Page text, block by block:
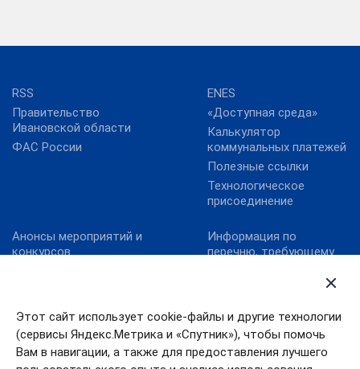
Этот сайт использует cookie-файлы и другие технологии
(сервисы Яндекс.Метрика и «Спутник»), чтобы помочь
Вам в навигации, а также для предоставления лучшего
RSS
Правительство
Ивановской области
ФАС России
ENES
«Доступная среда»
Калькулятор
коммунальных платежей
Полезные ссылки
Технологическое
присоединение
Анонсы мероприятий и
конкурсов
энергосбережения и
повышения
энергоэффективности.
Информация по
перечню, требующему
Ивановской области от
13.10.2011№ 316-п
Конкурс «МедиаТЭК»